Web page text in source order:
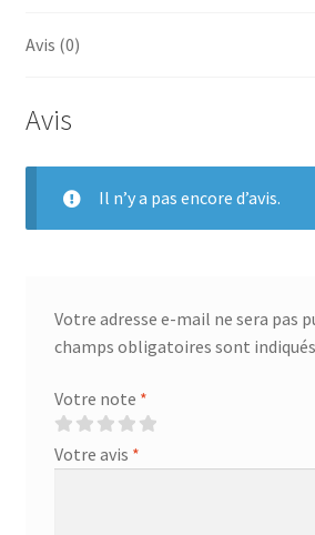
Avis (0)
Avis
Il n’y a pas encore d’avis.
Votre adresse e-mail ne sera pas
champs obligatoires sont
Votre note *
Votre avis *